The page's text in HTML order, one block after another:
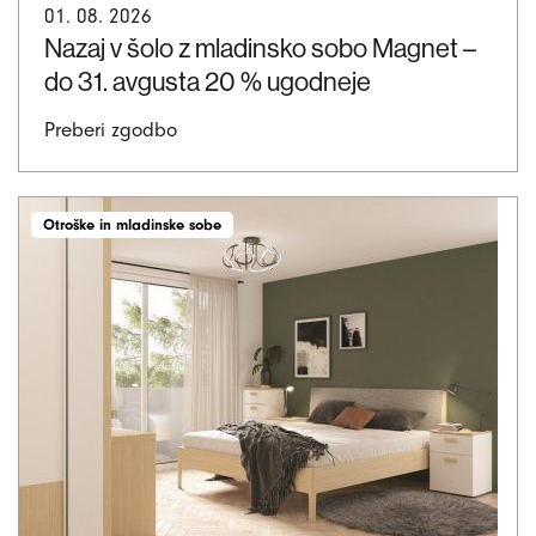
01. 08. 2026
Nazaj v šolo z mladinsko sobo Magnet –
do 31. avgusta 20 % ugodneje
Preberi zgodbo
Otroške in mladinske sobe